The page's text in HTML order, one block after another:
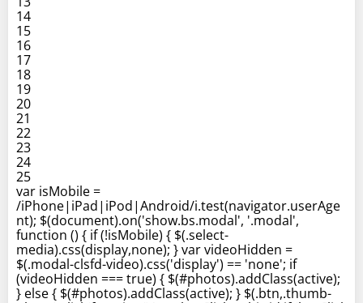
14
15
16
17
18
19
20
21
22
23
24
25
var isMobile =
/iPhone|iPad|iPod|Android/i.test(navigator.userAge
nt); $(document).on('show.bs.modal', '.modal',
function () { if (!isMobile) { $(.select-
media).css(display,none); } var videoHidden =
$(.modal-clsfd-video).css('display') == 'none'; if
(videoHidden === true) { $(#photos).addClass(active);
} else { $(#photos).addClass(active); } $(.btn,.thumb-